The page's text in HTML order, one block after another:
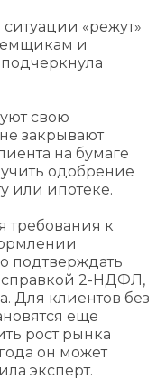
«режут»
и
свою
закрывают
на бумаге
одобрение
или ипотеке.
требования к
подтверждать
справкой 2-НДФЛ,
Для клиентов без
еще
рост рынка
он может
эксперт.